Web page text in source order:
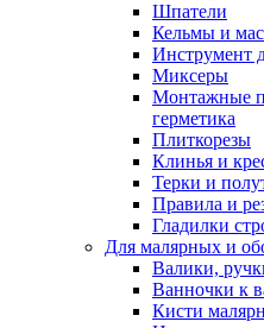
Шпатели
Кельмы и
Инструмент
Миксеры
Монтажные
герметика
Плиткорезы
Клинья и
Терки и
Правила и
Гладилки
Для малярных и
Валики,
Ванночки к
Кисти